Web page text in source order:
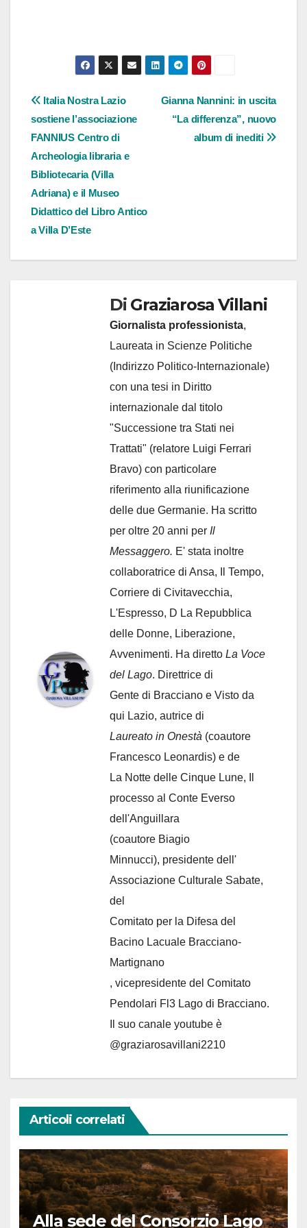
Navigazione
articoli
Gianna Nannini: in uscita
“La differenza”, nuovo
album di inediti
Italia Nostra Lazio
sostiene l’associazione
FANNIUS Centro di
Archeologia libraria e
Bibliotecaria (Villa
Adriana) e il Museo
Didattico del Libro Antico
a Villa D’Este
Di Graziarosa Villani
Giornalista professionista,
Laureata in Scienze Politiche
(Indirizzo Politico-Internazionale)
con una tesi in Diritto
internazionale dal titolo
"Successione tra Stati nei
Trattati" (relatore Luigi Ferrari
Bravo) con particolare
riferimento alla riunificazione
delle due Germanie. Ha scritto
per oltre 20 anni per Il
Messaggero. E' stata inoltre
collaboratrice di Ansa, Il Tempo,
Corriere di Civitavecchia,
L'Espresso, D La Repubblica
delle Donne, Liberazione,
Avvenimenti. Ha diretto La Voce
del Lago. Direttrice di
Gente di Bracciano e Visto da
qui Lazio, autrice di
Laureato in Onestà (coautore
Francesco Leonardis) e de
La Notte delle Cinque Lune, Il
processo al Conte Everso
dell'Anguillara
(coautore Biagio
Minnucci), presidente dell'
Associazione Culturale Sabate,
del
Comitato per la Difesa del
Bacino Lacuale Bracciano-
Martignano
, vicepresidente del Comitato
Pendolari Fl3 Lago di Bracciano.
Il suo canale youtube è
@graziarosavillani2210
Articoli correlati
Alla sede del Consorzio Lago